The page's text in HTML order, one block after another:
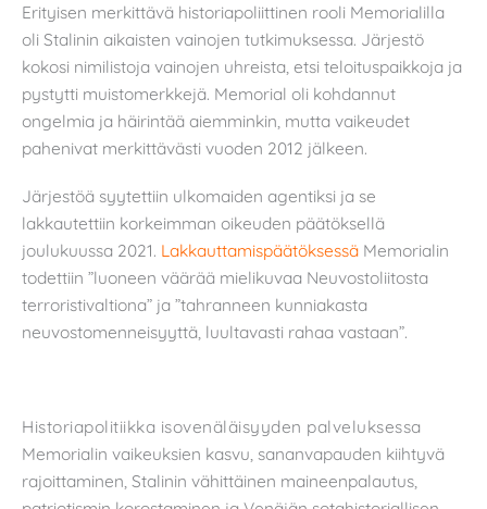
Erityisen merkittävä historiapoliittinen rooli Memorialilla
oli Stalinin aikaisten vainojen tutkimuksessa. Järjestö
kokosi nimilistoja vainojen uhreista, etsi teloituspaikkoja ja
pystytti muistomerkkejä. Memorial oli kohdannut
ongelmia ja häirintää aiemminkin, mutta vaikeudet
pahenivat merkittävästi vuoden 2012 jälkeen.
Järjestöä syytettiin ulkomaiden agentiksi ja se
lakkautettiin korkeimman oikeuden päätöksellä
joulukuussa 2021. Lakkauttamispäätöksessä Memorialin
todettiin ”luoneen väärää mielikuvaa Neuvostoliitosta
terroristivaltiona” ja ”tahranneen kunniakasta
neuvostomenneisyyttä, luultavasti rahaa vastaan”.
Historiapolitiikka isovenäläisyyden palveluksessa
Memorialin vaikeuksien kasvu, sananvapauden kiihtyvä
rajoittaminen, Stalinin vähittäinen maineenpalautus,